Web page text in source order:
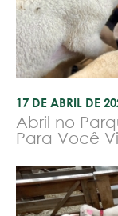
17 DE ABRIL DE
Abril no
Para Você